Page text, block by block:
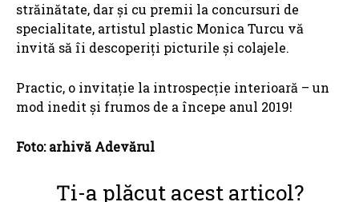
străinătate, dar și cu premii la concursuri de
specialitate, artistul plastic Monica Turcu vă
invită să îi descoperiți picturile și colajele.
Practic, o invitație la introspecție interioară – un
mod inedit și frumos de a începe anul 2019!
Foto: arhivă Adevărul
Ți-a plăcut acest articol?